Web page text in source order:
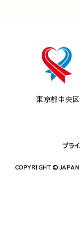
東京都中央
プラ
COPYRIGHT © JAPAN